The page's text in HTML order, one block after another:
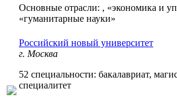
Основные отрасли: , «экономика и
«гуманитарные науки»
Российский новый университет
г. Москва
52 специальности: бакалавриат,
специалитет